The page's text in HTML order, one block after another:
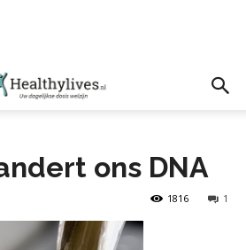
ons DNA
1
1816